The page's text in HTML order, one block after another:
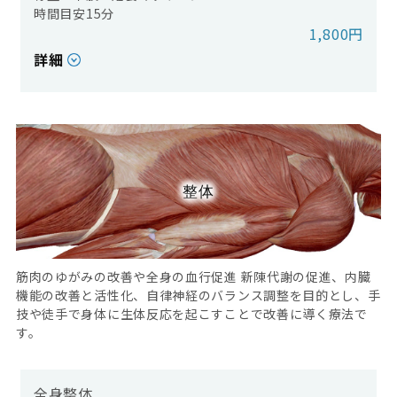
時間目安15分
1,800円
詳細
整体
筋肉のゆがみの改善や全身の血行促進 新陳代謝の促進、内臓
機能の改善と活性化、自律神経のバランス調整を目的とし、手
技や徒手で身体に生体反応を起こすことで改善に導く療法で
す。